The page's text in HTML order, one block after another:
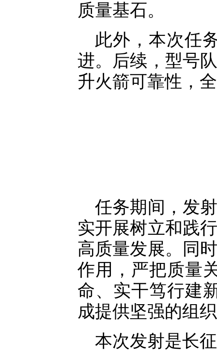
质量基石。
此外，本次任
进。后续，型号
升火箭可靠性，
任务期间，发
实开展树立和践
高质量发展。同
作用，严把质量
命、实干笃行建
成提供坚强的组
本次发射是长